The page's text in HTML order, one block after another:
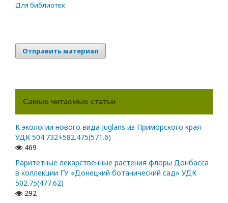
Для библиотек
Отправить материал
Самые читаемые статьи
К экологии нового вида Juglans из Приморского края
УДК 504.732+582.475(571.6)
469
Раритетные лекарственные растения флоры Донбасса
в коллекции ГУ «Донецкий ботанический сад» УДК
502.75(477.62)
292